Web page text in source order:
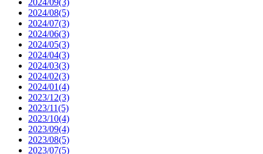
2024/09(3)
2024/08(5)
2024/07(3)
2024/06(3)
2024/05(3)
2024/04(3)
2024/03(3)
2024/02(3)
2024/01(4)
2023/12(3)
2023/11(5)
2023/10(4)
2023/09(4)
2023/08(5)
2023/07(5)